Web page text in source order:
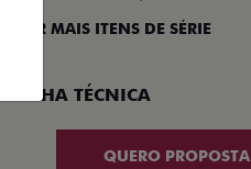
+ VER MAIS ITENS DE SÉRIE
FICHA TÉCNICA
QUERO PROPOSTA